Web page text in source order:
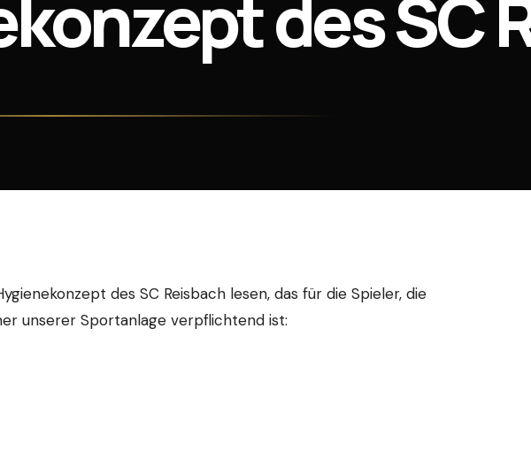
des SC
des SC Reisbach lesen, das für die Spieler, die
unserer Sportanlage verpflichtend ist: